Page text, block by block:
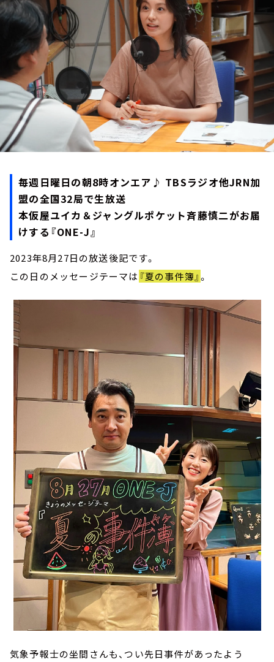
YouTube
会社情報
毎週日曜日の朝8時オンエア♪ TBSラジオ他JRN加
盟の全国32局で生放送
本仮屋ユイカ＆ジャングルポケット斉藤慎二がお届
けする『ONE-J』
2023年8月27日の放送後記です。
この日のメッセージテーマは 『夏の事件簿』。
気象予報士の坐間さんも、つい先日事件があったよう